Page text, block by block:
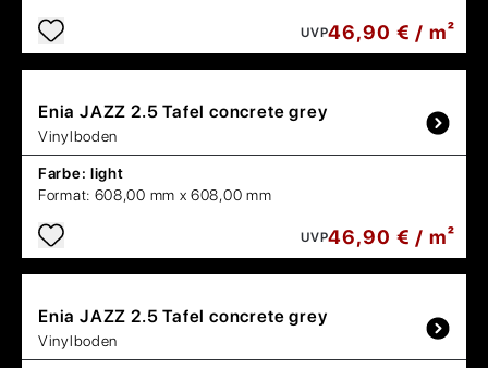
UVP46,90 € / m²
Enia JAZZ 2.5 Tafel concrete grey
Vinylboden
Farbe: light
Format: 608,00 mm x 608,00 mm
UVP46,90 € / m²
Enia JAZZ 2.5 Tafel concrete grey
Vinylboden